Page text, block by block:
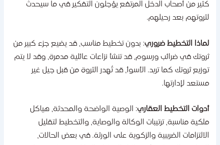
من أصحاب الدخل المرتفع يؤجلون التفكير في ما سيحدث
بعد رحيلهم.
التخطيط ضروري: بدون تخطيط مناسب، قد يضيع جزء كبير من
في ضرائب ورسوم، قد تنشأ نزاعات عائلية مدمرة، وقد لا يتم
ثروتك كما تريد. الأسوأ، قد تُهدر الثروة من قبل جيل غير
لإدارتها.
التخطيط العقاري: الوصية الواضحة والمحدثة، هياكل
مناسبة، ترتيبات الوكالة والوصاية، والتخطيط لتقليل
الضريبية والزكوية على الورثة. في بعض الحالات،